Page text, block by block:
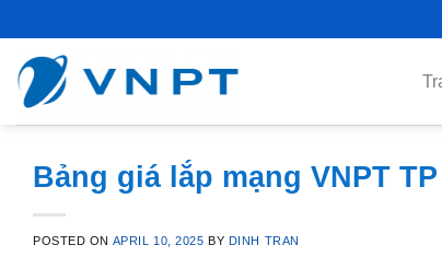
to
content
Bảng giá lắp mạng VNPT
POSTED ON APRIL 10, 2025 BY DINH TRAN